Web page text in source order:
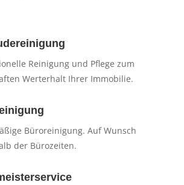
Reinigung und Pflege zum
Werterhalt Ihrer Immobilie.
Büroreinigung. Auf Wunsch
der Bürozeiten.